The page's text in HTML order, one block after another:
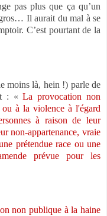
pas plus que ça qu’un
Il aurait du mal à se
C’est pourtant de la
moins là, hein !) parle de
: «La provocation non
à la violence à l'égard
à raison de leur
non-appartenance, vraie
prétendue race ou une
prévue pour les
non publique à la haine